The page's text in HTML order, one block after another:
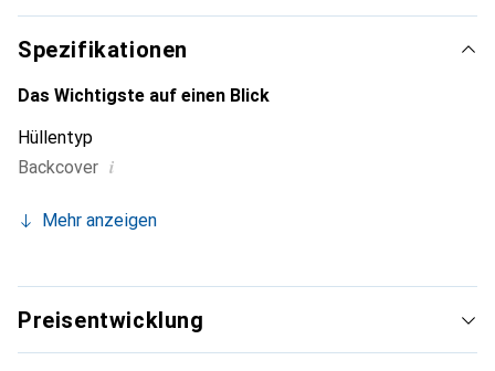
anerkannt und eine zuverlässige Wahl für eine
anspruchsvolle Kundschaft.
Spezifikationen
Das Wichtigste auf einen Blick
Hüllentyp
Backcover i
Mehr anzeigen
Preisentwicklung